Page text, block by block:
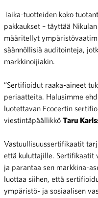
Taika-tuotteiden koko
pakkaukset – täyttää
määritellyt
säännöllisiä auditointeja,
markkinoijiakin.
”Sertifioidut raaka-aineet
periaatteita. Halusimme
luotettavan Ecocertin
viestintäpäällikkö Taru
Vastuullisuussertifikaatit
että kuluttajille. Sertifikaatit
ja parantaa sen markkina-
luottaa siihen, että
ympäristö- ja sosiaalisen